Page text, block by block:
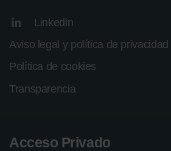
Linkedin
Aviso legal y política de privacidad
Política de cookies
Transparencia
Acceso Privado